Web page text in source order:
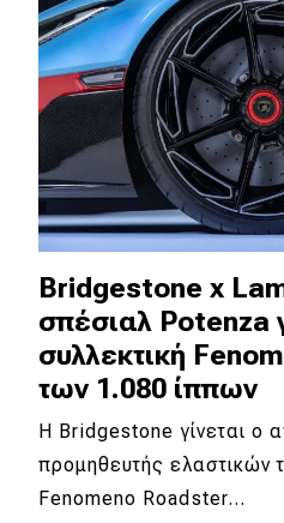
Test Drive
Δοκιμή
Αποστολή
Συγκρίνουμε
Αγώνες
Formula 1
WRC
Motorsport
Bridgestone x
σπέσιαλ Potenza
συλλεκτική
των 1.080 ίππων
Η Bridgestone γίνεται ο
προμηθευτής ελαστικών
Fenomeno Roadster…